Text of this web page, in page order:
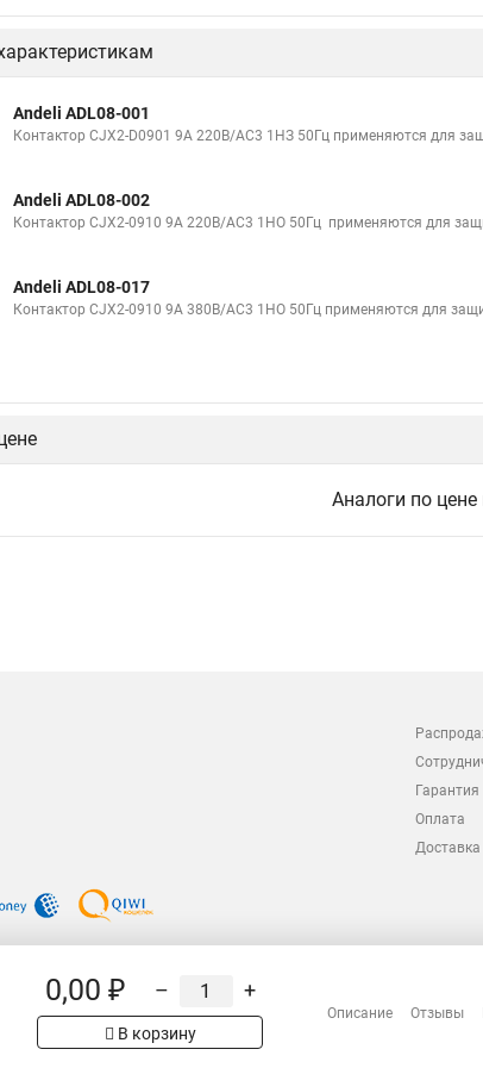
Andeli ADL08-001
Контактор CJX2-D0901 9A 220В/AC3 1НЗ 50Гц применяются для
Andeli ADL08-002
Контактор CJX2-0910 9A 220В/AC3 1НО 50Гц применяются для
Andeli ADL08-017
Контактор CJX2-0910 9A 380В/AC3 1НО 50Гц применяются для
Аналоги по
Гарантия
Оплата
Доставка
0,00 ₽ – +
В корзину
Описание Отзывы